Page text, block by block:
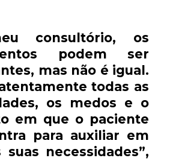
consultório, os
podem ser
mas não é igual.
todas as
os medos e o
em que o paciente
para auxiliar em
suas necessidades”,